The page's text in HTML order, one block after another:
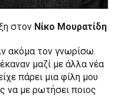
στον Νίκο Μουρατίδη
ακόμα τον γνωρίσω.
μαζί με άλλα νέα
πάρει μια φίλη μου
να με ρωτήσει ποιος